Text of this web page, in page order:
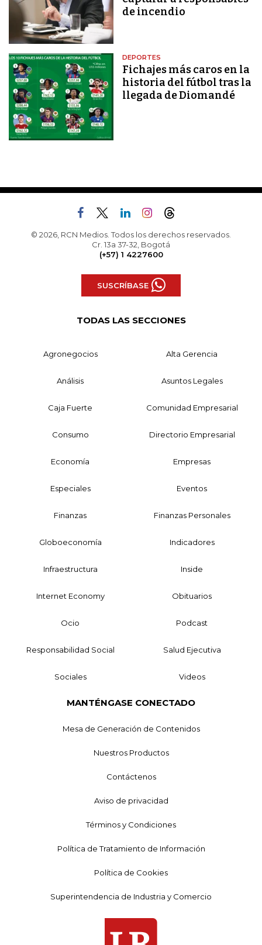
de incendio
DEPORTES
Fichajes más caros en la
historia del fútbol tras la
llegada de Diomandé
© 2026, RCN Medios. Todos los derechos reservados.
Cr. 13a 37-32, Bogotá
(+57) 1 4227600
SUSCRÍBASE
TODAS LAS SECCIONES
Agronegocios Alta Gerencia
Análisis Asuntos Legales
Caja Fuerte Comunidad Empresarial
Consumo Directorio Empresarial
Economía Empresas
Especiales Eventos
Finanzas Finanzas Personales
Globoeconomía Indicadores
Infraestructura Inside
Internet Economy Obituarios
Ocio Podcast
Responsabilidad Social Salud Ejecutiva
Sociales Videos
MANTÉNGASE CONECTADO
Mesa de Generación de Contenidos
Nuestros Productos
Contáctenos
Aviso de privacidad
Términos y Condiciones
Política de Tratamiento de Información
Política de Cookies
Superintendencia de Industria y Comercio